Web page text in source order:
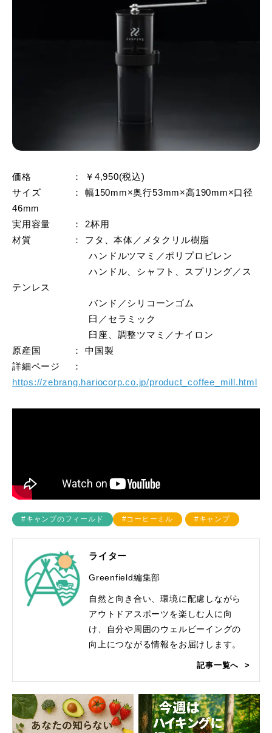
価格 ： ￥4,950(税込)
サイズ ： 幅150mm×奥行53mm×高190mm×口径
46mm
実用容量 ： 2杯用
材質 ： フタ、本体／メタクリル樹脂
ハンドルツマミ／ポリプロピレン
ハンドル、シャフト、スプリング／ス
テンレス
バンド／シリコーンゴム
臼／セラミック
臼座、調整ツマミ／ナイロン
原産国 ： 中国製
詳細ページ ：
https://zebrang.hariocorp.co.jp/product_coffee_mill.html
#キャンプのフィールド #コーヒーミル #キャンプ
ライター
Greenfield編集部
自然と向き合い、環境に配慮しながら
アウトドアスポーツを楽しむ人に向
け、自分や周囲のウェルビーイングの
向上につながる情報をお届けします。
記事一覧へ